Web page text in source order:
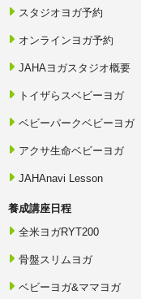
損、誤字、脱字その
は行いません。受講者
場合、その内容に従っ
＜教材の不良品交換先
〒260-0025 千葉県千
一般社団法人日本ハ
電話番号：043-247-
1．受講者の都合によ
師の都合により受入
2．前項の「次回開催
振替をいいます。
3．次回開催講座への
程とは別の日程を設定
います。
4．個別振替は、当該
5．個別振替の2回目
手数料を申し受けます
スタジオヨガ予約
オンラインヨガ予約
JAHAヨガスタジオ概要
トイザらスベビーヨガ
ベビーパークベビーヨガ
アクサ生命ベビーヨガ
JAHAnavi Lesson
養成講座日程
全米ヨガRYT200
骨盤スリムヨガ
ベビーヨガ&ママヨガ